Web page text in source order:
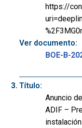
https://
Ver documento:
BOE-B-
Título:
Anuncio
ADIF –